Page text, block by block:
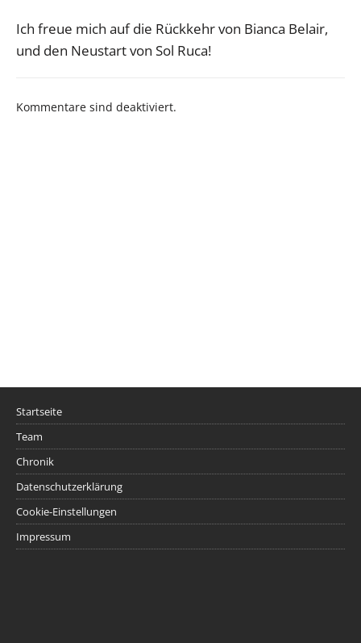
Ich freue mich auf die Rückkehr von Bianca Belair,
und den Neustart von Sol Ruca!
Kommentare sind deaktiviert.
Startseite
Team
Chronik
Datenschutzerklärung
Cookie-Einstellungen
Impressum